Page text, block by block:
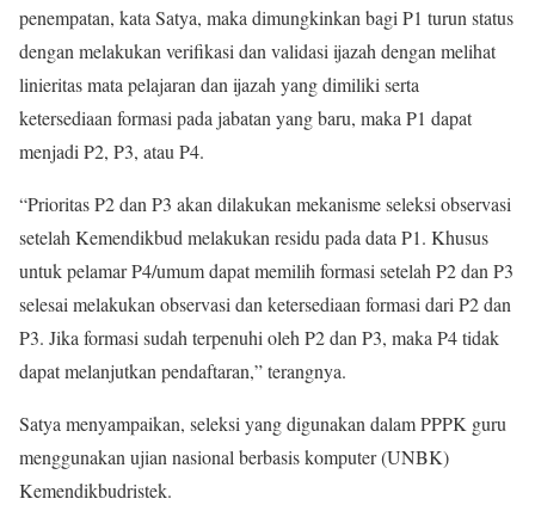
penempatan, kata Satya, maka dimungkinkan bagi P1 turun status
dengan melakukan verifikasi dan validasi ijazah dengan melihat
linieritas mata pelajaran dan ijazah yang dimiliki serta
ketersediaan formasi pada jabatan yang baru, maka P1 dapat
menjadi P2, P3, atau P4.
“Prioritas P2 dan P3 akan dilakukan mekanisme seleksi observasi
setelah Kemendikbud melakukan residu pada data P1. Khusus
untuk pelamar P4/umum dapat memilih formasi setelah P2 dan P3
selesai melakukan observasi dan ketersediaan formasi dari P2 dan
P3. Jika formasi sudah terpenuhi oleh P2 dan P3, maka P4 tidak
dapat melanjutkan pendaftaran,” terangnya.
Satya menyampaikan, seleksi yang digunakan dalam PPPK guru
menggunakan ujian nasional berbasis komputer (UNBK)
Kemendikbudristek.